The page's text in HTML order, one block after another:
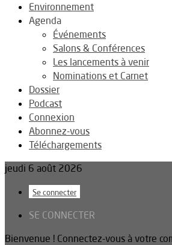
Environnement
Agenda
Événements
Salons & Conférences
Les lancements à venir
Nominations et Carnet
Dossier
Podcast
Connexion
Abonnez-vous
Téléchargements
jeudi 6 août 2026
Se connecter
SE CONNECTER
Bienvenue ! Connectez-vous à votre